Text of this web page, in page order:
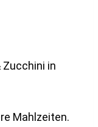
in
Mahlzeiten.